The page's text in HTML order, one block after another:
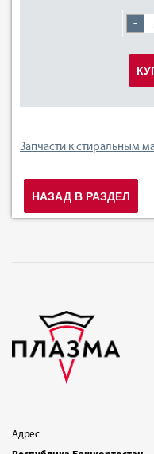
-
Запчасти к стиральным
НАЗАД В РАЗДЕЛ
Адрес